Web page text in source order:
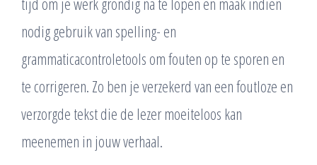
nodig gebruik van spelling- en
grammaticacontroletools om fouten op te sporen en
te corrigeren. Zo ben je verzekerd van een foutloze en
verzorgde tekst die de lezer moeiteloos kan
meenemen in jouw verhaal.